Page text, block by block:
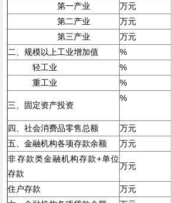
第一产业
万元
第二产业
万元
第三产业
万元
二、规模以上工业增加值
%
轻工业
%
重工业
%
三、固定资产投资
%
四、社会消费品零售总额 万元
五、金融机构各项存款余额
万元
非存款类金融机构存款+单位
存款
万元
住户存款 万元